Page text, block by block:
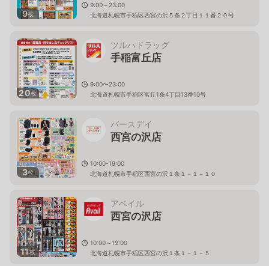
9枚
9:00～23:00
北海道札幌市手稲区西宮の沢５条２丁目１１番２０号
20枚
ツルハドラッグ
手稲富丘店
9:00〜23:00
北海道札幌市手稲区富丘1条4丁目13番10号
3枚
バースデイ
西宮の沢店
10:00-19:00
北海道札幌市手稲区西宮の沢１条１－１－１０
11枚
アベイル
西宮の沢店
10:00～19:00
北海道札幌市手稲区西宮の沢１条１－１－５